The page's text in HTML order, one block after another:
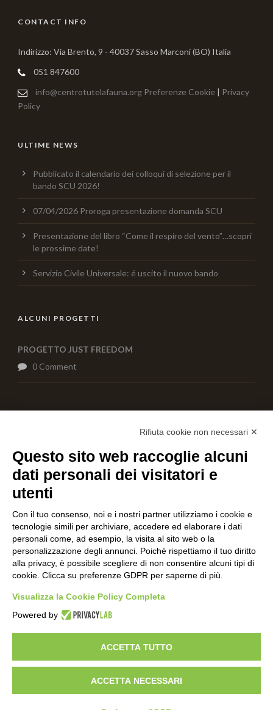
CONTACT INFO
Indirizzo: Via Brento, 9 - 40037 Sasso Marconi (BO) Italia
051 847600
info@centrotutelafauna.org Preferenze Cookie | Privacy
Policy
ULTIME NEWS
Pubblicato il calendario dei colloqui di selezione per il
bando SCU 2026!
07/04/2026 Proroga presentazione domanda SCU
Presentazione del libro “Come il respiro del vento”…scopri
le prossime date!
Servizio Civile Universale: é uscito il nuovo bando
ALCUNI PROGETTI
PROGETTO JUST FREEDOM
0 Comment
C.F. 01608451207 Via Brento,9 - 40037 Sasso Marconi (BO)
Italia Tel: +39 -051 847600 -
© Tutti i diritti riservati-Associazione ONLUS - Centro Tutela
Rifiuta cookie non necessari ✕
Questo sito web raccoglie alcuni
dati personali dei visitatori e
utenti
Con il tuo consenso, noi e i nostri partner utilizziamo i cookie e
tecnologie simili per archiviare, accedere ed elaborare i dati
personali come, ad esempio, la visita al sito web o la
personalizzazione degli annunci. Poiché rispettiamo il tuo diritto
alla privacy, è possibile scegliere di non consentire alcuni tipi di
cookie. Clicca su preferenze GDPR per saperne di più.
Visualizza la Cookie Policy Completa
Powered by
ACCETTA TUTTO
ACCETTA NECESSARI